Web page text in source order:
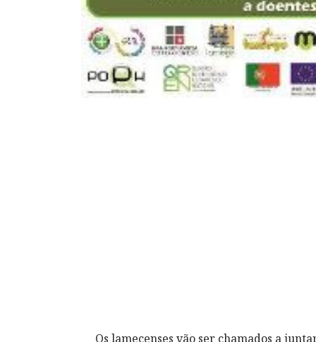
Os lamecenses vão ser chamados a